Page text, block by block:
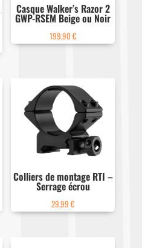
Casque Walker’s Razor 2
GWP-RSEM Beige ou Noir
199,90€
Colliers de montage RTI –
Serrage écrou
29,99€